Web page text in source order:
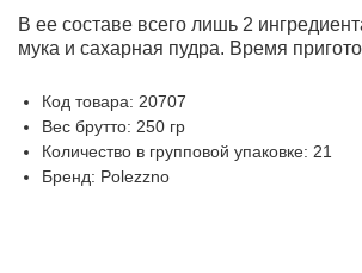
В ее составе всего лишь 2
мука и сахарная пудра. Время
Код товара: 20707
Вес брутто: 250 гр
Количество в групповой упаковке: 21
Бренд: Polezzno